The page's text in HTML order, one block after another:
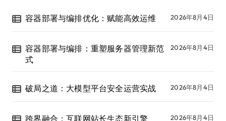
容器部署与编排优化：赋能高效运维 2026年8月4日
容器部署与编排：重塑服务器管理新范
式
2026年8月4日
破局之道：大模型平台安全运营实战 2026年8月4日
跨界融合：互联网站长生态新引擎 2026年8月4日